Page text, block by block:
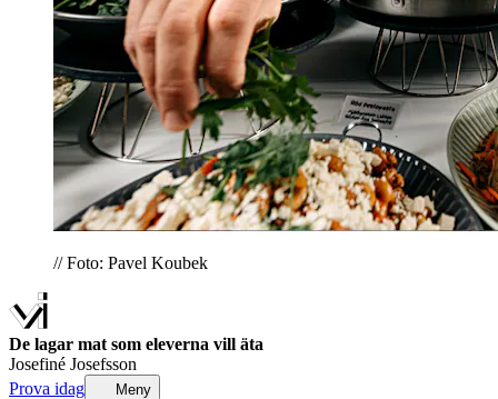
// Foto: Pavel Koubek
De lagar mat som eleverna vill äta
Josefiné Josefsson
Prova idag
Meny